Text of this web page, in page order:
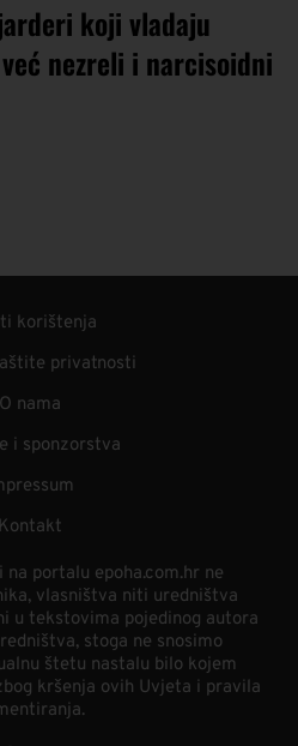
koji vladaju
nezreli i narcisoidni
korištenja
privatnosti
O nama
i sponzorstva
Kontakt
portalu epoha.com.hr ne
vlasništva niti uredništva
u tekstovima pojedinog autora
stoga ne snosimo
štetu nastalu bilo kojem
kršenja ovih Uvjeta i pravila